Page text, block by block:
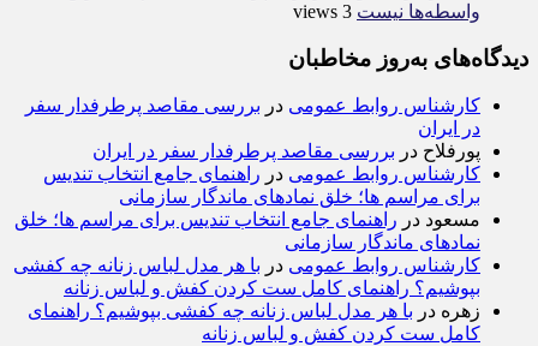
واسطه‌ها نیست 3 views
دیدگاه‌های به‌روز مخاطبان
کارشناس روابط عمومی در بررسی مقاصد پرطرفدار سفر
در ایران
پورفلاح در بررسی مقاصد پرطرفدار سفر در ایران
کارشناس روابط عمومی در راهنمای جامع انتخاب تندیس
برای مراسم ها؛ خلق نمادهای ماندگار سازمانی
مسعود در راهنمای جامع انتخاب تندیس برای مراسم ها؛ خلق
نمادهای ماندگار سازمانی
کارشناس روابط عمومی در با هر مدل لباس زنانه چه کفشی
بپوشیم؟ راهنمای کامل ست کردن کفش و لباس زنانه
زهره در با هر مدل لباس زنانه چه کفشی بپوشیم؟ راهنمای
کامل ست کردن کفش و لباس زنانه